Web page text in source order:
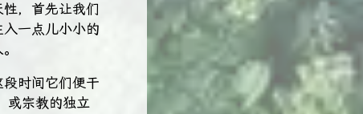
，首先让我们
一点儿小小的
时间它们便干
或宗教的独立